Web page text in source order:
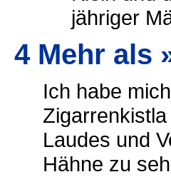
jähriger
4 Mehr als
Ich habe
Laudes und
Hähne zu